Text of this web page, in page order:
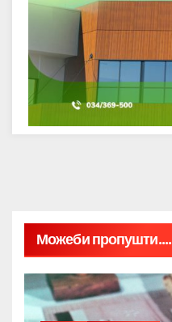
Можеби пропушти....